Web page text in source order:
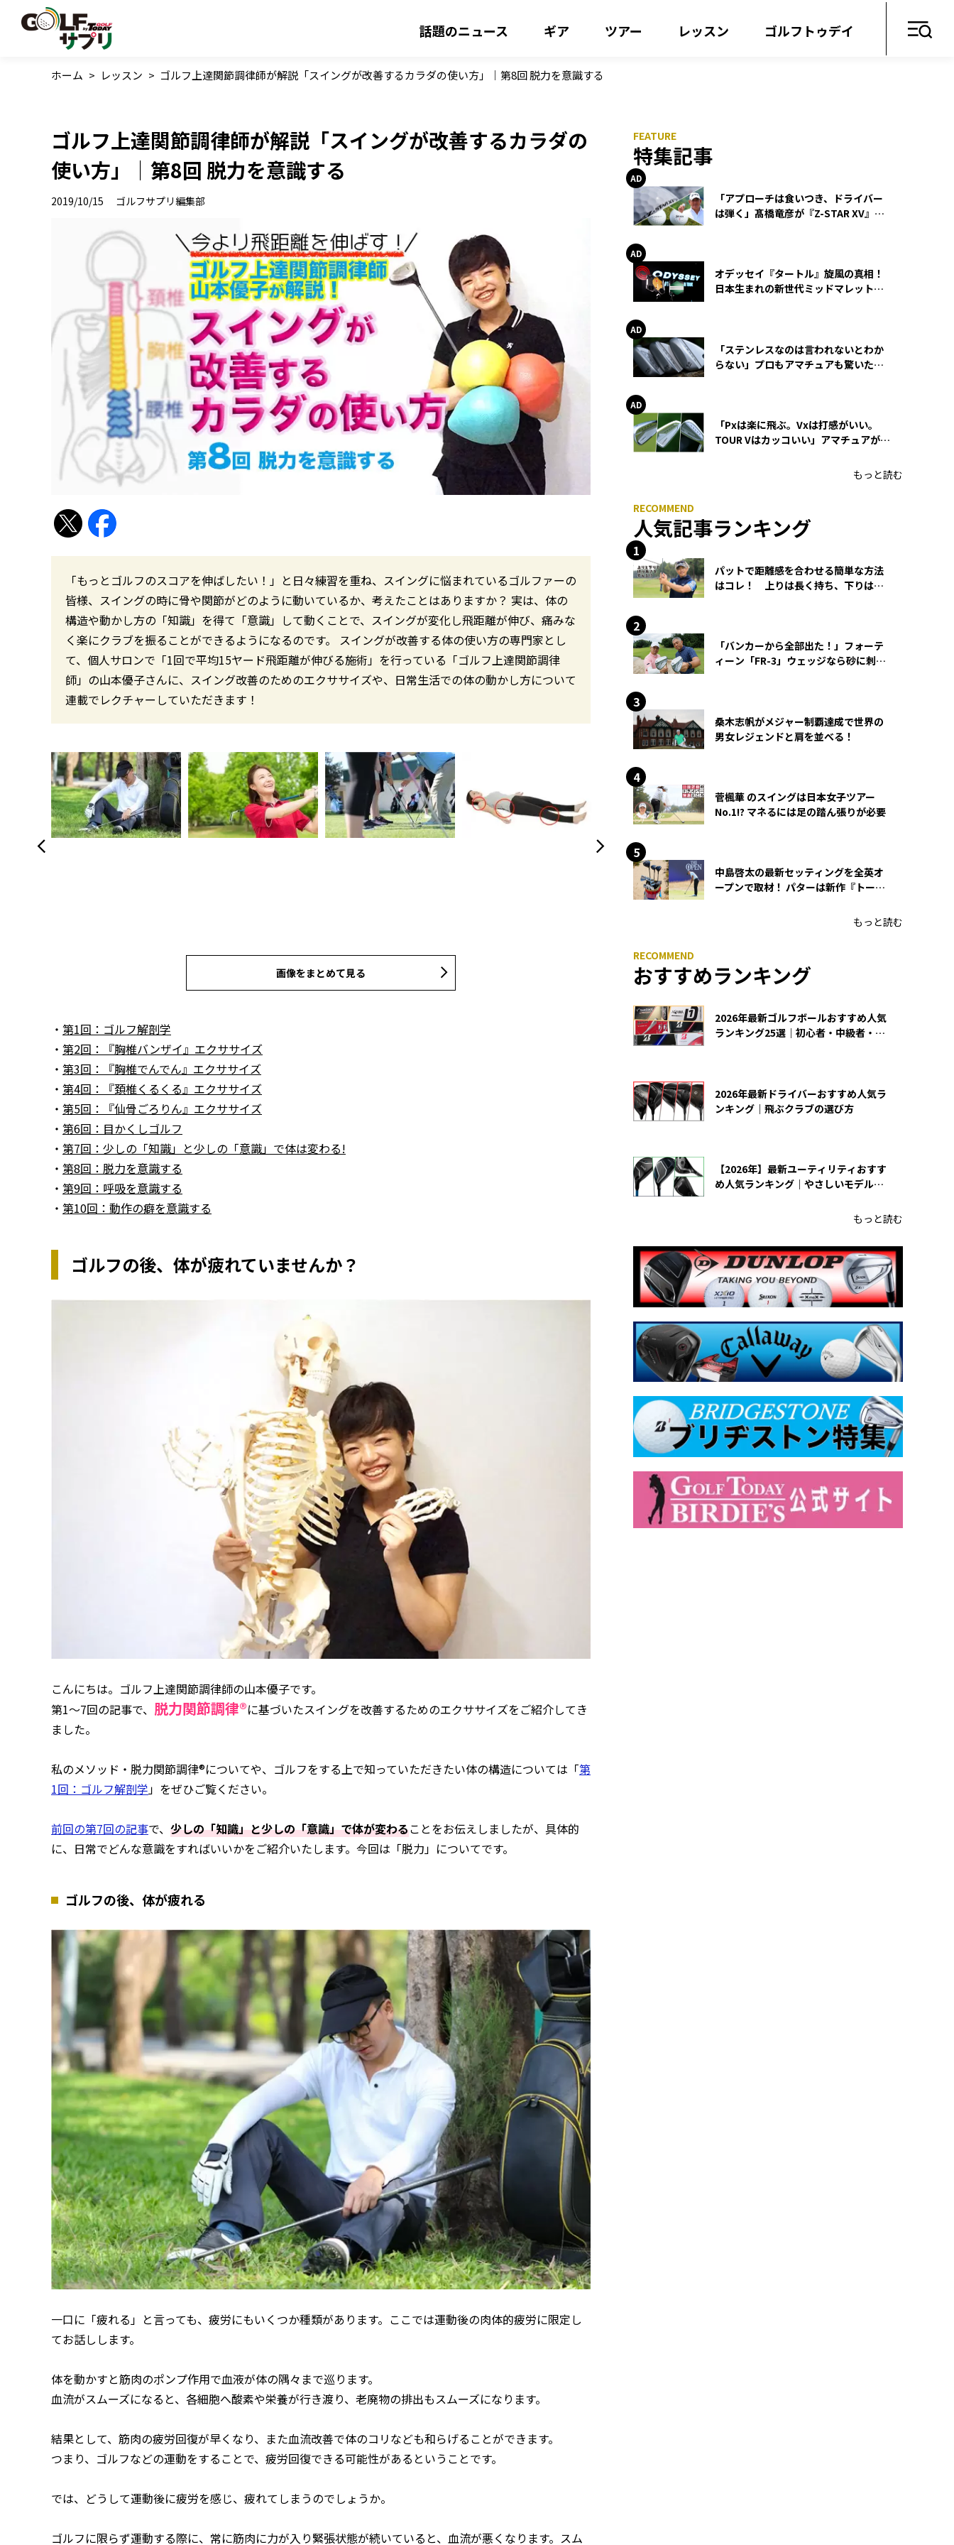
話題のニュース ギア ツアー レッスン ゴルフトゥデイ
ホーム > レッスン > ゴルフ上達関節調律師が解説「スイングが改善するカラダの使い方」｜第8回 脱力を意識する
ゴルフ上達関節調律師が解説「スイングが改善するカラダの
使い方」｜第8回 脱力を意識する
2019/10/15 ゴルフサプリ編集部
「もっとゴルフのスコアを伸ばしたい！」と日々練習を重ね、スイングに悩まれているゴルファーの
皆様、スイングの時に骨や関節がどのように動いているか、考えたことはありますか？ 実は、体の
構造や動かし方の「知識」を得て「意識」して動くことで、スイングが変化し飛距離が伸び、痛みな
く楽にクラブを振ることができるようになるのです。 スイングが改善する体の使い方の専門家とし
て、個人サロンで「1回で平均15ヤード飛距離が伸びる施術」を行っている「ゴルフ上達関節調律
師」の山本優子さんに、スイング改善のためのエクササイズや、日常生活での体の動かし方について
連載でレクチャーしていただきます！
画像をまとめて見る
・ 第1回：ゴルフ解剖学
・ 第2回：『胸椎バンザイ』エクササイズ
・ 第3回：『胸椎でんでん』エクササイズ
・ 第4回：『頚椎くるくる』エクササイズ
・ 第5回：『仙骨ごろりん』エクササイズ
・ 第6回：目かくしゴルフ
・ 第7回：少しの「知識」と少しの「意識」で体は変わる!
・ 第8回：脱力を意識する
・ 第9回：呼吸を意識する
・ 第10回：動作の癖を意識する
ゴルフの後、体が疲れていませんか？
こんにちは。ゴルフ上達関節調律師の山本優子です。
第1〜7回の記事で、 脱力関節調律®に基づいたスイングを改善するためのエクササイズをご紹介してき
ました。
私のメソッド・脱力関節調律®についてや、ゴルフをする上で知っていただきたい体の構造については「第
1回：ゴルフ解剖学」をぜひご覧ください。
前回の第7回の記事で、 少しの「知識」と少しの「意識」で体が変わることをお伝えしましたが、具体的
に、日常でどんな意識をすればいいかをご紹介いたします。今回は「脱力」についてです。
ゴルフの後、体が疲れる
一口に「疲れる」と言っても、疲労にもいくつか種類があります。ここでは運動後の肉体的疲労に限定し
てお話しします。
体を動かすと筋肉のポンプ作用で血液が体の隅々まで巡ります。
血流がスムーズになると、各細胞へ酸素や栄養が行き渡り、老廃物の排出もスムーズになります。
結果として、筋肉の疲労回復が早くなり、また血流改善で体のコリなども和らげることができます。
つまり、ゴルフなどの運動をすることで、疲労回復できる可能性があるということです。
では、どうして運動後に疲労を感じ、疲れてしまうのでしょうか。
ゴルフに限らず運動する際に、常に筋肉に力が入り緊張状態が続いていると、血流が悪くなります。スム
特集記事
「アプローチは食いつき、ドライバー
は弾く」髙橋竜彦が『Z-STAR XV』を
オデッセイ『タートル』旋風の真相！
日本生まれの新世代ミッドマレットが
「ステンレスなのは言われないとわか
らない」プロもアマチュアも驚いた
「Pxは楽に飛ぶ。Vxは打感がいい。
TOUR Vはカッコいい」アマチュアが選
もっと読む
人気記事ランキング
パットで距離感を合わせる簡単な方法
はコレ！ 上りは長く持ち、下りは短
「バンカーから全部出た！」フォーテ
ィーン「FR-3」ウェッジなら砂に刺さ
桑木志帆がメジャー制覇達成で世界の
男女レジェンドと肩を並べる！
菅楓華 のスイングは日本女子ツアー
No.1!? マネるには足の踏ん張りが必要
中島啓太の最新セッティングを全英オ
ープンで取材！ パターは新作『トーチ
もっと読む
おすすめランキング
2026年最新ゴルフボールおすすめ人気
ランキング25選｜初心者・中級者・上
2026年最新ドライバーおすすめ人気ラ
ンキング｜飛ぶクラブの選び方
【2026年】最新ユーティリティおすす
め人気ランキング｜やさしいモデルの
もっと読む